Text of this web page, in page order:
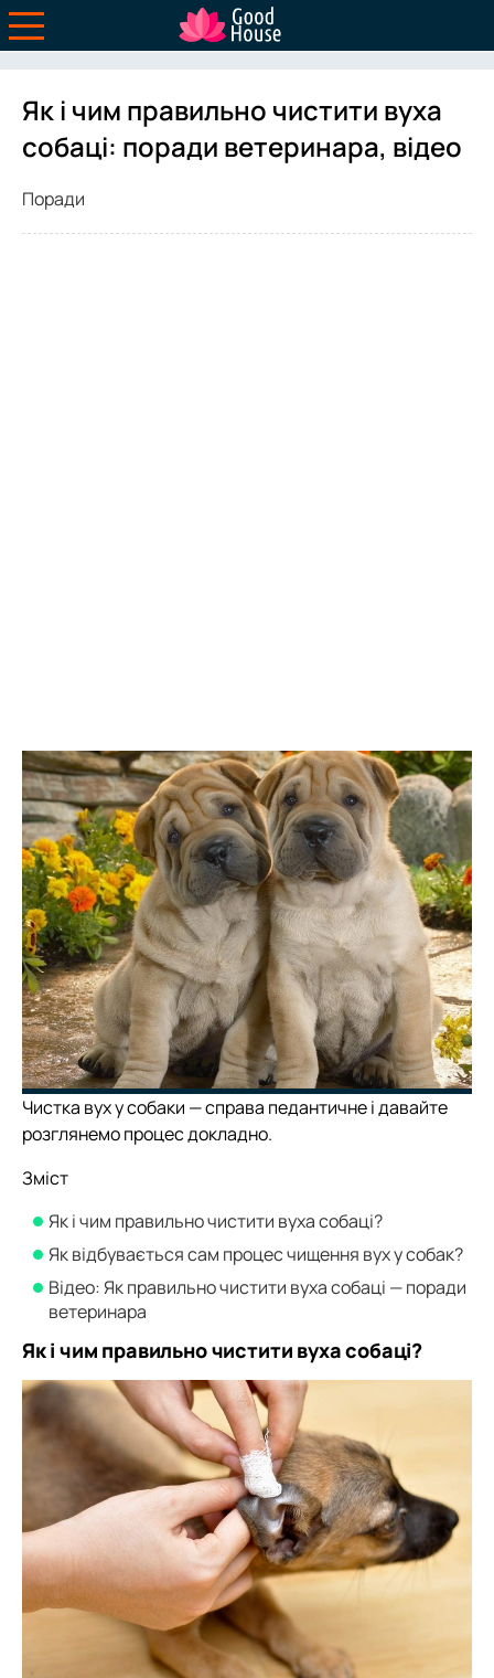
Як і чим правильно чистити вуха
собаці: поради ветеринара, відео
Поради
Чистка вух у собаки — справа педантичне і давайте
розглянемо процес докладно.
Зміст
Як і чим правильно чистити вуха собаці?
Як відбувається сам процес чищення вух у собак?
Відео: Як правильно чистити вуха собаці — поради
ветеринара
Як і чим правильно чистити вуха собаці?